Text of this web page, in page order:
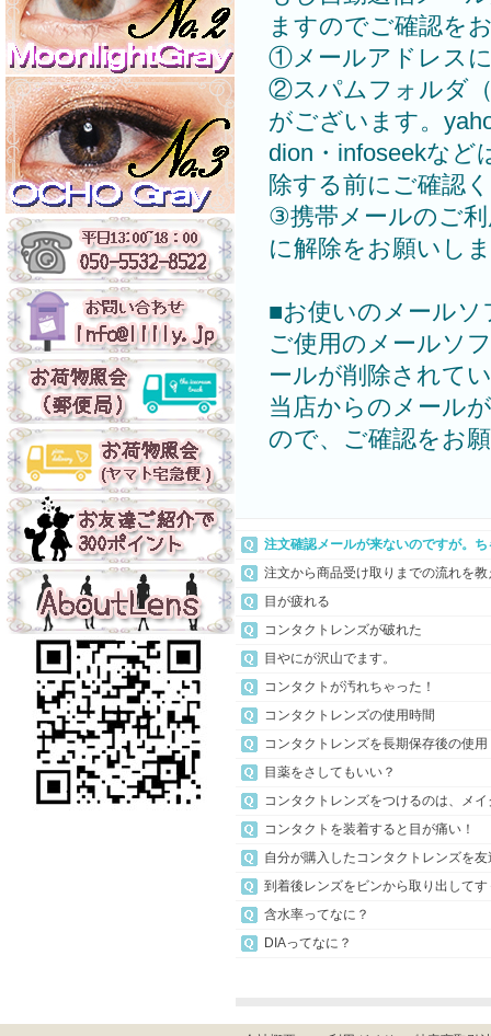
ますのでご確認を
①メールアドレス
②スパムフォルダ
がございます。
dion・infoseekな
除する前にご確認
③携帯メールのご
に解除をお願いし
■お使いのメール
ご使用のメールソ
ールが削除されて
当店からのメール
ので、ご確認をお
注文確認メールが来ないのですが。
注文から商品受け取りまでの流れを教
目が疲れる
コンタクトレンズが破れた
目やにが沢山でます。
コンタクトが汚れちゃった！
コンタクトレンズの使用時間
コンタクトレンズを長期保存後の使用
目薬をさしてもいい？
コンタクトレンズをつけるのは、メ
コンタクトを装着すると目が痛い！
自分が購入したコンタクトレンズを
到着後レンズをビンから取り出して
含水率ってなに？
DIAってなに？